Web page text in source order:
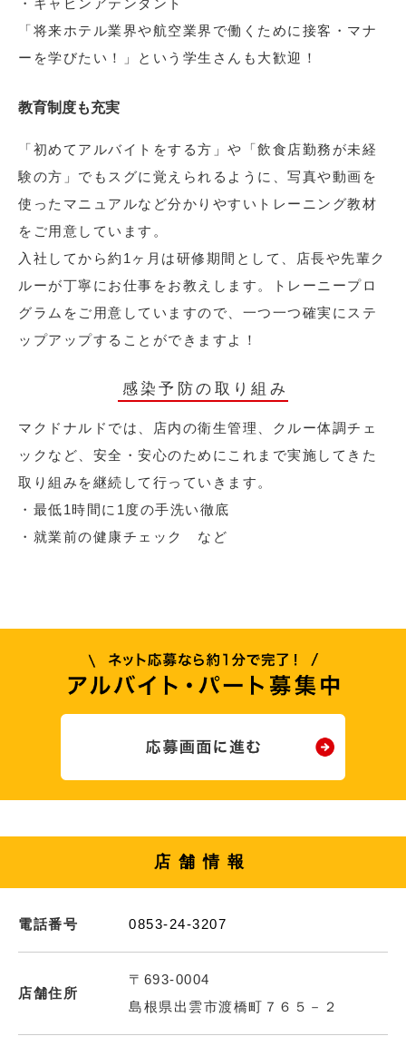
・キャビンアテンダント
「将来ホテル業界や航空業界で働くために接客・マナ
ーを学びたい！」という学生さんも大歓迎！
教育制度も充実
「初めてアルバイトをする方」や「飲食店勤務が未経
験の方」でもスグに覚えられるように、写真や動画を
使ったマニュアルなど分かりやすいトレーニング教材
をご用意しています。
入社してから約1ヶ月は研修期間として、店長や先輩ク
ルーが丁寧にお仕事をお教えします。トレーニープロ
グラムをご用意していますので、一つ一つ確実にステ
ップアップすることができますよ！
感染予防の取り組み
マクドナルドでは、店内の衛生管理、クルー体調チェ
ックなど、安全・安心のためにこれまで実施してきた
取り組みを継続して行っていきます。
・最低1時間に1度の手洗い徹底
・就業前の健康チェック など
店舗情報
電話番号 0853-24-3207
店舗住所
〒693-0004
島根県出雲市渡橋町７６５－２